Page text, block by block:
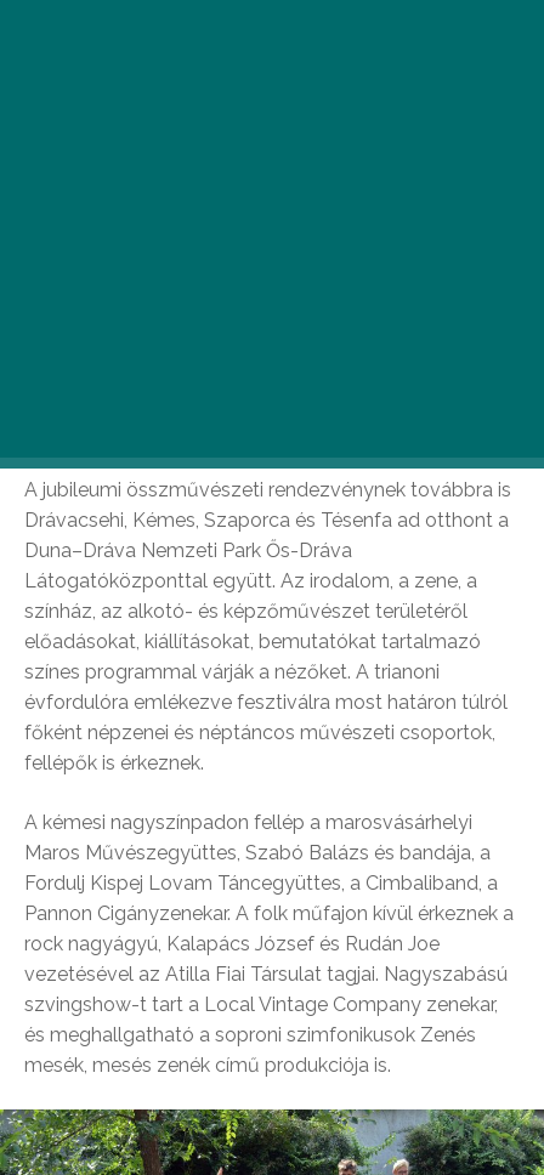
A jubileumi összművészeti rendezvénynek továbbra is
Drávacsehi, Kémes, Szaporca és Tésenfa ad otthont a
Duna–Dráva Nemzeti Park Ős-Dráva
Látogatóközponttal együtt. Az irodalom, a zene, a
színház, az alkotó- és képzőművészet területéről
előadásokat, kiállításokat, bemutatókat tartalmazó
színes programmal várják a nézőket. A trianoni
évfordulóra emlékezve fesztiválra most határon túlról
főként népzenei és néptáncos művészeti csoportok,
fellépők is érkeznek.
A kémesi nagyszínpadon fellép a marosvásárhelyi
Maros Művészegyüttes, Szabó Balázs és bandája, a
Fordulj Kispej Lovam Táncegyüttes, a Cimbaliband, a
Pannon Cigányzenekar. A folk műfajon kívül érkeznek a
rock nagyágyú, Kalapács József és Rudán Joe
vezetésével az Atilla Fiai Társulat tagjai. Nagyszabású
szvingshow-t tart a Local Vintage Company zenekar,
és meghallgatható a soproni szimfonikusok Zenés
mesék, mesés zenék című produkciója is.